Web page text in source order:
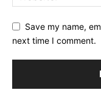
Save my name,
next time I comment.